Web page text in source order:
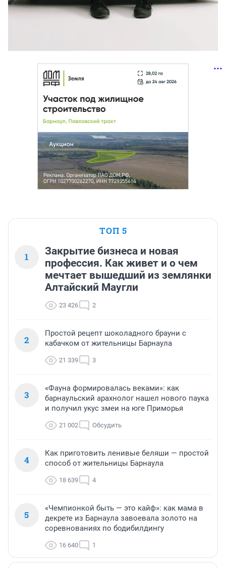
ТОП 5
1
Закрытие бизнеса и новая
профессия. Как живет и о чем
мечтает вышедший из землянки
Алтайский Маугли
23 426 2
2
Простой рецепт шоколадного брауни с
кабачком от жительницы Барнаула
21 339 3
3
«Фауна формировалась веками»: как
барнаульский арахнолог нашел нового паука
и получил укус змеи на юге Приморья
21 002 Обсудить
4
Как приготовить ленивые беляши — простой
способ от жительницы Барнаула
18 639 4
5
«Чемпионкой быть — это кайф»: как мама в
декрете из Барнаула завоевала золото на
соревнованиях по бодибилдингу
16 640 1